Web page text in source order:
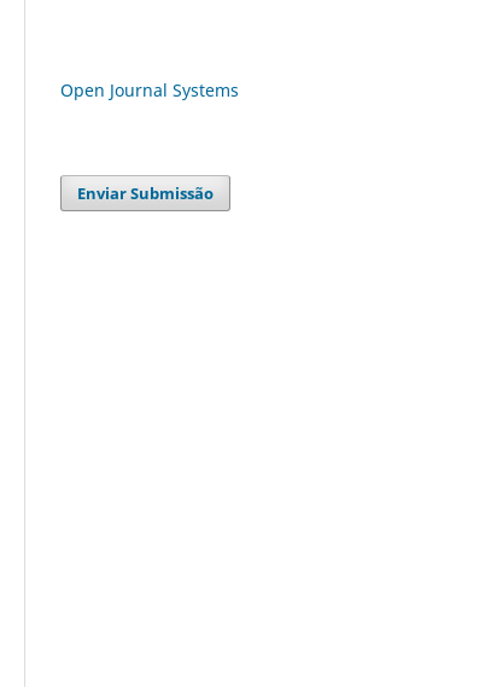
Open Journal Systems
Enviar Submissão